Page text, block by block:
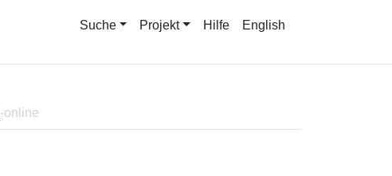
Suche Projekt Hilfe English
-online